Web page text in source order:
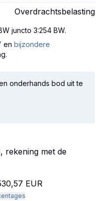
Overdrachtsbelasting
juncto 3:254 BW.
en bijzondere
onderhands bod uit te
rekening met de
EUR